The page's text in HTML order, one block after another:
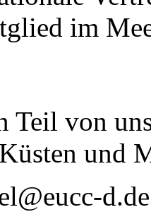
im
Teil von
und
d.de